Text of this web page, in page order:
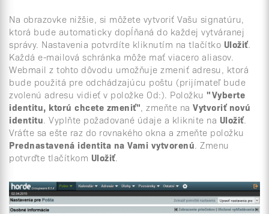
Na obrazovke nižšie, si môžete vytvoriť Vašu signatúru,
ktorá bude automaticky dopĺňaná do každej vytváranej
správy. Nastavenia potvrdíte kliknutím na tlačítko Uložiť.
Každá e-mailová schránka môže mať viacero aliasov.
Webmail z tohto dôvodu umožňuje zmeniť adresu, ktorá
bude použitá pre odchádzajúcu poštu (prijímateľ bude
zvolenú adresu vidieť v položke Od:). Položku "Vyberte
identitu, ktorú chcete zmeniť", zmeňte na Vytvoriť novú
identitu. Vyplňte požadované údaje a kliknite na Uložiť.
Vráťte sa ešte raz do rovnakého okna a zmeňte položku
Prednastavená identita na Vami vytvorenú. Zmenu
potvrďte tlačítkom Uložiť.